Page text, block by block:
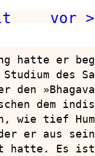
vor >
hatte er
des
den
dem
wie tief
er aus
hatte. Es